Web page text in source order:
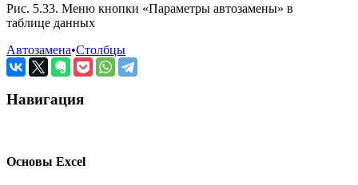
Рис. 5.33. Меню кнопки «Параметры автозамены» в
таблице данных
Автозамена•Столбцы
Навигация
Основы Excel